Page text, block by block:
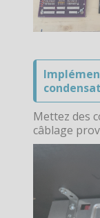
Mettez des
câblage